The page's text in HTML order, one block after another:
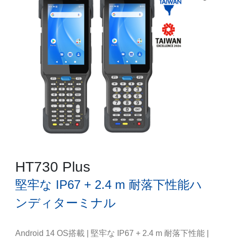
HT730 Plus
堅牢な IP67 + 2.4 m 耐落下性能ハ
ンディターミナル
Android 14 OS搭載 | 堅牢な IP67 + 2.4 m 耐落下性能 |